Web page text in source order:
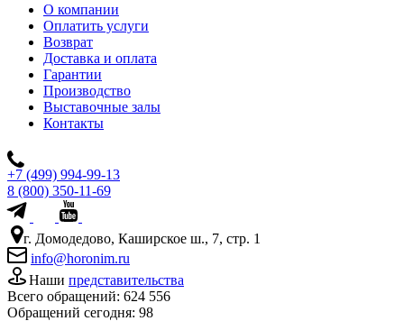
О компании
Оплатить услуги
Возврат
Доставка и оплата
Гарантии
Производство
Выставочные залы
Контакты
+7 (499) 994-99-13
8 (800) 350-11-69
г. Домодедово, Каширское ш., 7, стр. 1
info@horonim.ru
Наши представительства
Всего обращений: 624 556
Обращений сегодня: 98